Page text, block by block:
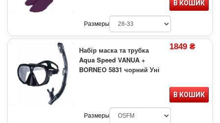
В КОШИК
Размеры
Набір маска та трубка
Aqua Speed VANUA +
BORNEO 5831 чорний Уні
1849 ₴
В КОШИК
Размеры